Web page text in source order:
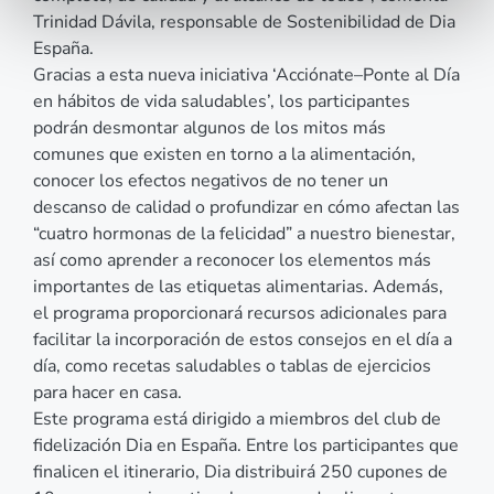
Trinidad Dávila, responsable de Sostenibilidad de Dia
España.
Gracias a esta nueva iniciativa ‘Acciónate–Ponte al Día
en hábitos de vida saludables’, los participantes
podrán desmontar algunos de los mitos más
comunes que existen en torno a la alimentación,
conocer los efectos negativos de no tener un
descanso de calidad o profundizar en cómo afectan las
“cuatro hormonas de la felicidad” a nuestro bienestar,
así como aprender a reconocer los elementos más
importantes de las etiquetas alimentarias. Además,
el programa proporcionará recursos adicionales para
facilitar la incorporación de estos consejos en el día a
día, como recetas saludables o tablas de ejercicios
para hacer en casa.
Este programa está dirigido a miembros del club de
fidelización Dia en España. Entre los participantes que
finalicen el itinerario, Dia distribuirá 250 cupones de